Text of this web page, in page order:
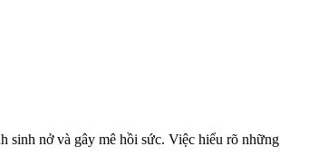
sinh nở và gây mê hồi sức. Việc hiểu rõ những